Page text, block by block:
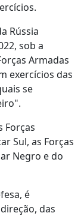
Rússia
sob a
Armadas
exercícios das
se
Forças
Sul, as Forças
Negro e do
é
das